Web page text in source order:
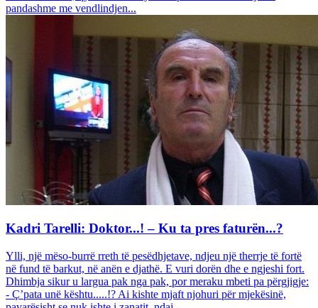
pandashme me vendlindjen...
Kadri Tarelli: Doktor...! – Ku ta pres faturën...?
Ylli, një mëso-burrë rreth të pesëdhjetave, ndjeu një therrje të fortë
në fund të barkut, në anën e djathë. E vuri dorën dhe e ngjeshi fort.
Dhimbja sikur u largua pak nga pak, por meraku mbeti pa përgjigje:
- Ç’pata unë kështu.....!? Ai kishte mjaft njohuri për mjekësinë,